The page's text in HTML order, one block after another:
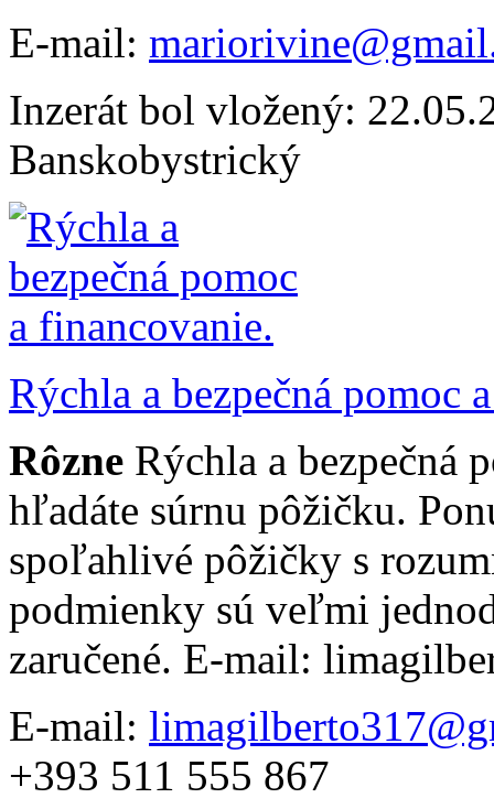
E-mail:
Inzerát bol vložený:
Banskobystrický
Rýchla a bezpečná pomoc
Rôzne Rýchla a bezpečná
hľadáte súrnu pôžičku.
spoľahlivé pôžičky s
podmienky sú veľmi
zaručené. E-mail:
E-mail:
+393 511 555 867